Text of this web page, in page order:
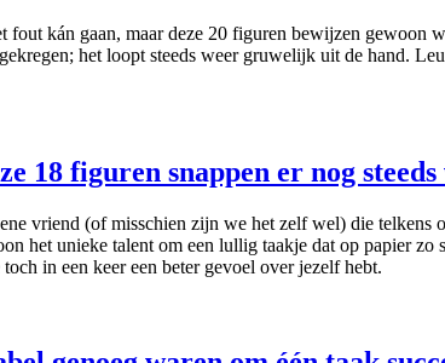
fout kán gaan, maar deze 20 figuren bewijzen
het loopt steeds weer gruwelijk uit de hand.
18 figuren snappen er nog
vriend (of misschien zijn we het zelf wel) die
het unieke talent om een lullig taakje dat op papier
in een keer een beter gevoel over jezelf hebt.